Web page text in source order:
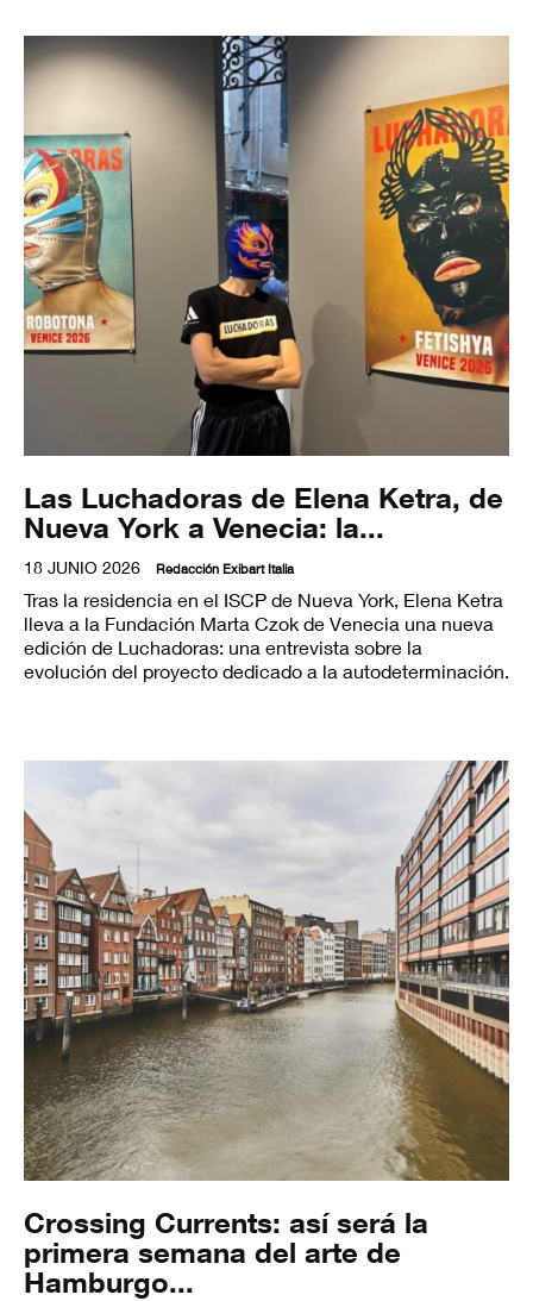
Las Luchadoras de Elena Ketra, de
Nueva York a Venecia: la...
18 JUNIO 2026 Redacción Exibart Italia
Tras la residencia en el ISCP de Nueva York, Elena Ketra
lleva a la Fundación Marta Czok de Venecia una nueva
edición de Luchadoras: una entrevista sobre la
evolución del proyecto dedicado a la autodeterminación.
Crossing Currents: así será la
primera semana del arte de
Hamburgo...